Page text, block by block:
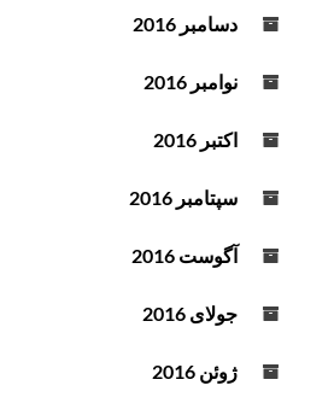
دسامبر 2016
نوامبر 2016
اکتبر 2016
سپتامبر 2016
آگوست 2016
جولای 2016
ژوئن 2016